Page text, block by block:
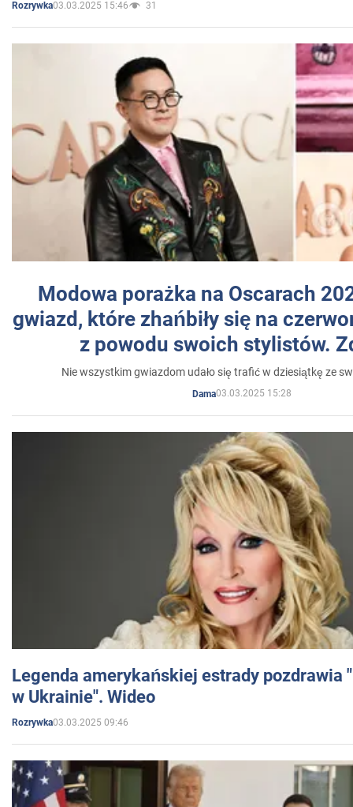
Rozrywka03.03.2025 15:46 31
Modowa porażka na Oscarach
gwiazd, które zhańbiły się na
z powodu swoich stylistów.
Nie wszystkim gwiazdom udało się trafić w dziesiątkę ze
Dama03.03.2025 15:28
Legenda amerykańskiej estrady pozdrawia
w Ukrainie". Wideo
Rozrywka03.03.2025 09:46